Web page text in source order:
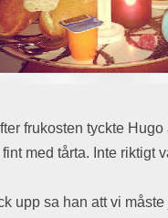
frukosten tyckte
med tårta. Inte riktigt
upp sa han att vi